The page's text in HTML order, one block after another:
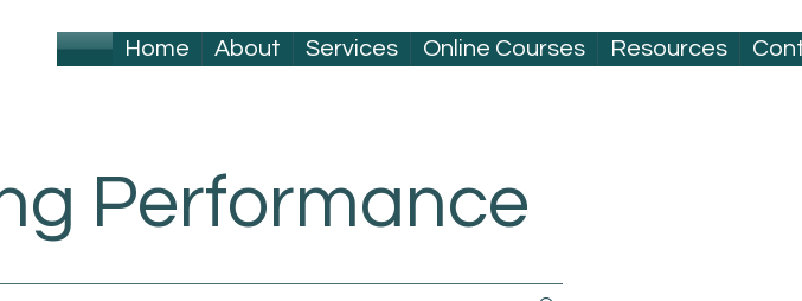
Home About Services Online Courses Resources
Performance